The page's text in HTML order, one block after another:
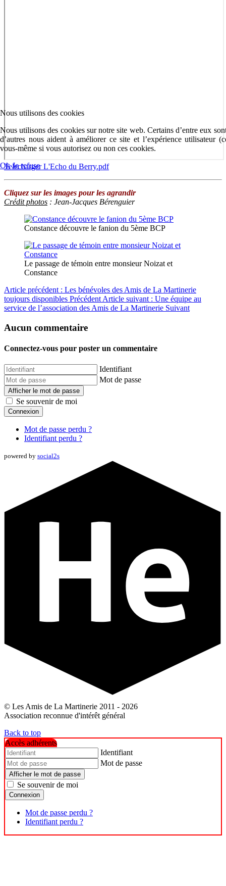
Telecharger L'Echo du Berry.pdf
Cliquez sur les images pour les agrandir
Crédit photos : Jean-Jacques Bérenguier
Constance découvre le fanion du 5ème BCP
Le passage de témoin entre monsieur Noizat et
Constance
Article précédent : Les bénévoles des Amis de La Martinerie
toujours disponibles Précédent Article suivant : Une équipe au
service de l’association des Amis de La Martinerie Suivant
Aucun commentaire
Connectez-vous pour poster un commentaire
Identifiant
Mot de passe
Afficher le mot de passe
Se souvenir de moi
Connexion
Mot de passe perdu ?
Identifiant perdu ?
powered by social2s
© Les Amis de La Martinerie 2011 - 2026
Association reconnue d'intérêt général
Back to top
Accès adhérents
Identifiant
Mot de passe
Afficher le mot de passe
Se souvenir de moi
Connexion
Mot de passe perdu ?
Identifiant perdu ?
Nous utilisons des cookies
Nous utilisons des cookies sur notre site web. Certains d’entre eux
d’autres nous aident à améliorer ce site et l’expérience utilisateur
vous-même si vous autorisez ou non ces cookies.
Ok Je refuse